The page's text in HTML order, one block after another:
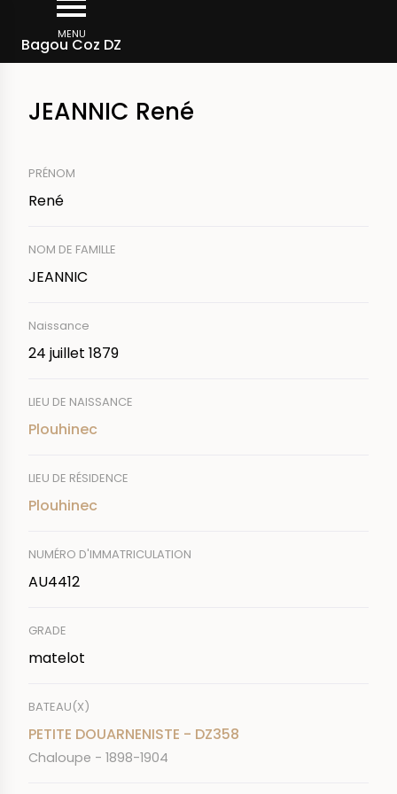
contenu
MENU
Bagou Coz DZ
d'Ariane
Membres d'équipage
JEANNIC René
PRÉNOM
René
NOM DE FAMILLE
JEANNIC
Naissance
24 juillet 1879
LIEU DE NAISSANCE
Plouhinec
LIEU DE RÉSIDENCE
Plouhinec
NUMÉRO D'IMMATRICULATION
AU4412
GRADE
matelot
BATEAU(X)
PETITE DOUARNENISTE - DZ358
Chaloupe - 1898-1904